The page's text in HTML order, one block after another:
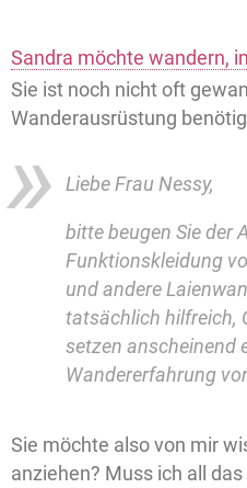
Sandra möchte wandern,
Sie ist noch nicht oft
Wanderausrüstung
Liebe Frau Nessy,
bitte beugen Sie der
Funktionskleidung
und andere
tatsächlich hilfreich,
setzen anscheinend
Wandererfahrung
Sie möchte also von mir
anziehen? Muss ich all